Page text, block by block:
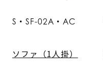
S・SF-02A・AC
ソファ（1人掛）